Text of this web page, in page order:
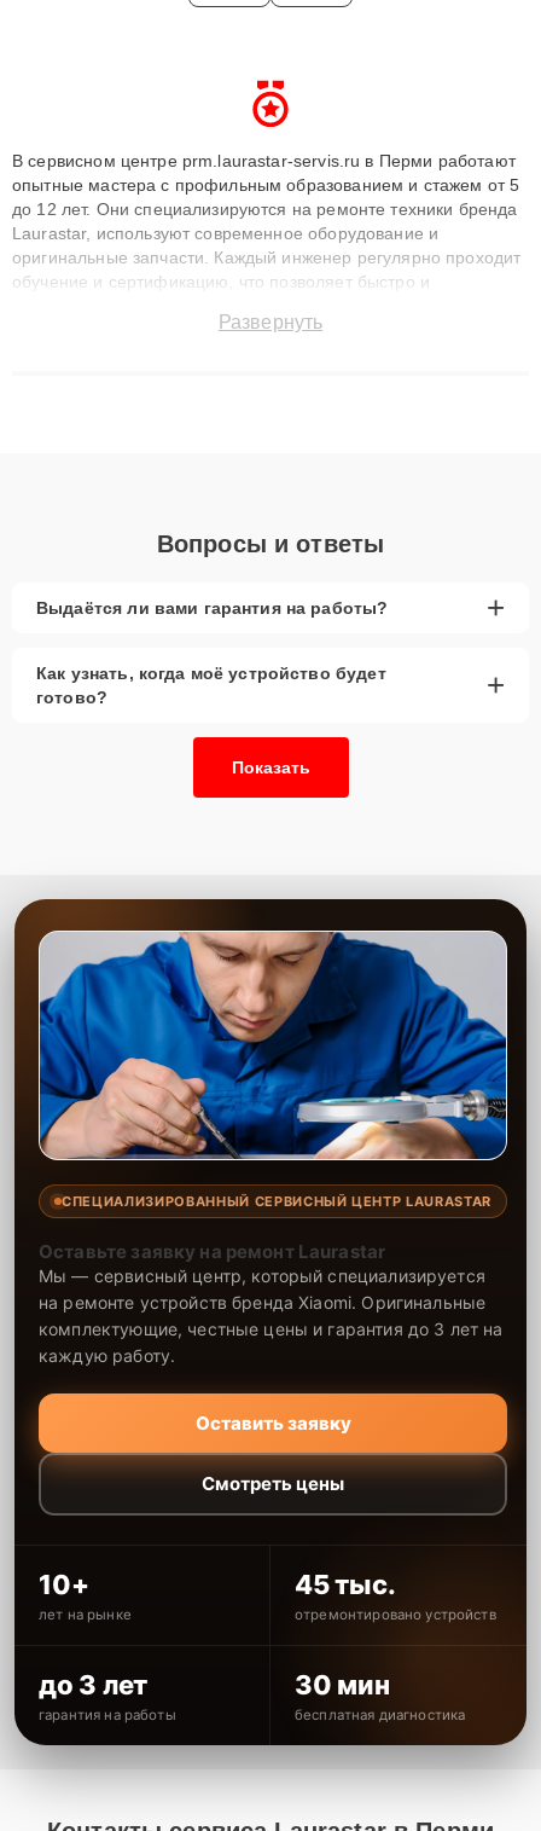
В сервисном центре prm.laurastar-servis.ru в Перми работают
опытные мастера с профильным образованием и стажем от 5
до 12 лет. Они специализируются на ремонте техники бренда
Laurastar, используют современное оборудование и
оригинальные запчасти. Каждый инженер регулярно проходит
обучение и сертификацию, что позволяет быстро и
сохранением гарантии до 3 лет. Наши мастера решают
Развернуть
Вопросы и ответы
Выдаётся ли вами гарантия на работы? +
Как узнать, когда моё устройство будет
готово?
+
Показать
СПЕЦИАЛИЗИРОВАННЫЙ СЕРВИСНЫЙ ЦЕНТР LAURASTAR
Оставьте заявку на ремонт Laurastar
Мы — сервисный центр, который специализируется
на ремонте устройств бренда Xiaomi. Оригинальные
комплектующие, честные цены и гарантия до 3 лет на
каждую работу.
Оставить заявку
Смотреть цены
10+
лет на рынке
45 тыс.
отремонтировано устройств
до 3 лет
гарантия на работы
30 мин
бесплатная диагностика